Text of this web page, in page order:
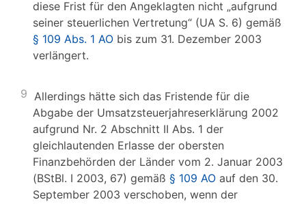
diese Frist für den Angeklagten nicht „aufgrund
seiner steuerlichen Vertretung“ (UA S. 6) gemäß
§ 109 Abs. 1 AO bis zum 31. Dezember 2003
verlängert.
9 Allerdings hätte sich das Fristende für die
Abgabe der Umsatzsteuerjahreserklärung 2002
aufgrund Nr. 2 Abschnitt II Abs. 1 der
gleichlautenden Erlasse der obersten
Finanzbehörden der Länder vom 2. Januar 2003
(BStBl. I 2003, 67) gemäß § 109 AO auf den 30.
September 2003 verschoben, wenn der